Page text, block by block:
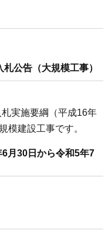
公告（大規模工事）
実施要綱（平成16年
模建設工事です。
月30日から令和5年7